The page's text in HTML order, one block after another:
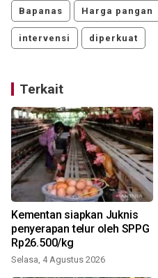
Bapanas Harga pangan
intervensi diperkuat
Terkait
Kementan siapkan Juknis
penyerapan telur oleh SPPG
Rp26.500/kg
Selasa, 4 Agustus 2026